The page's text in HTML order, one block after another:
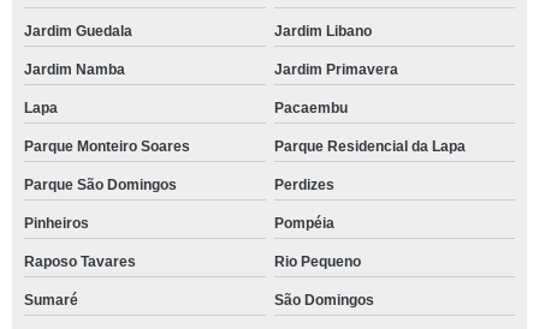
Jardim Guedala Jardim Libano
Jardim Namba Jardim Primavera
Lapa Pacaembu
Parque Monteiro Soares Parque Residencial da Lapa
Parque São Domingos Perdizes
Pinheiros Pompéia
Raposo Tavares Rio Pequeno
Sumaré São Domingos